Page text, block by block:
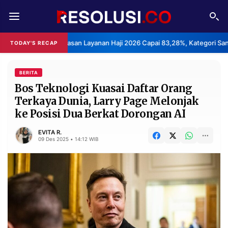
TODAY'S RECAPLayanan Haji 2026 Capai 83,28%, Kategori Sangat
REDAKSI TENTANG
RESOLUSI IKLAN
RUBRIKASI
EDITORIAL AKSARA
FINANSIA PERSONA
DAERAH NASIONAL
MANCA SPORT
INFORMASI
BERITA
Bos Teknologi Kuasai Daftar Orang
Terkaya Dunia, Larry Page Melonjak
ke Posisi Dua Berkat Dorongan AI
EVITA R.
09 Des 2025 • 14:12 WIB